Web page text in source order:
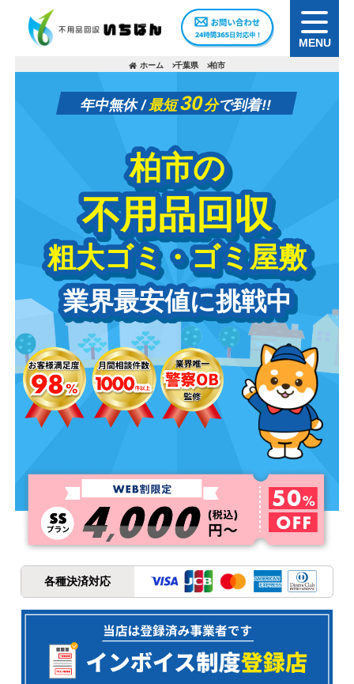
MENU
ホーム 千葉県 柏市
年中無休 /最短30分で到着!!
柏市の
柏市の
不用品回収
不用品回収
粗大ゴミ・ゴミ屋敷
粗大ゴミ・ゴミ屋敷
業界最安値に挑戦中
業界最安値に挑戦中
各種決済対応